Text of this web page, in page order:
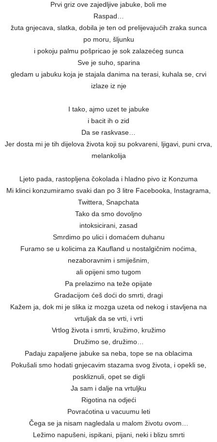
Prvi griz ove zajedljive jabuke, boli me
Raspad…
žuta gnjecava, slatka, dobila je ten od prelijevajućih zraka sunca
po moru, šljunku
i pokoju palmu pošpricao je sok zalazećeg sunca
Sve je suho, sparina
gledam u jabuku koja je stajala danima na terasi, kuhala se, crvi
izlaze iz nje
I tako, ajmo uzet te jabuke
i bacit ih o zid
Da se raskvase…
Jer dosta mi je tih dijelova života koji su pokvareni, ljigavi, puni crva,
melankolija
Ljeto pada, rastopljena čokolada i hladno pivo iz Konzuma
Mi klinci konzumiramo svaki dan po 3 litre Facebooka, Instagrama,
Twittera, Snapchata
Tako da smo dovoljno
intoksicirani, zasad
Smrdimo po ulici i domaćem duhanu
Furamo se u kolicima za Kaufland u nostalgičnim noćima,
nezaboravnim i smiješnim,
ali opijeni smo tugom
Pa prelazimo na teže opijate
Gradacijom ćeš doći do smrti, dragi
Kažem ja, dok mi je slika iz mozga uzeta od nekog i stavljena na
vrtuljak da se vrti, i vrti
Vrtlog života i smrti, kružimo, kružimo
Družimo se, družimo…
Padaju zapaljene jabuke sa neba, tope se na oblacima
Pokušali smo hodati gnjecavim stazama svog života, i opekli se,
poskliznuli, opet se digli
Ja sam i dalje na vrtuljku
Rigotina na odjeći
Povraćotina u vacuumu leti
Čega se ja nisam nagledala u malom životu ovom…
Ležimo napušeni, ispikani, pijani, neki i blizu smrti